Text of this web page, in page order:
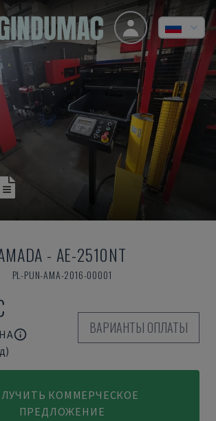
- AE-2510NT
PL-PUN-AMA-2016-00001
ВАРИАНТЫ ОПЛАТЫ
КОММЕРЧЕСКОЕ
ПРЕДЛОЖЕНИЕ